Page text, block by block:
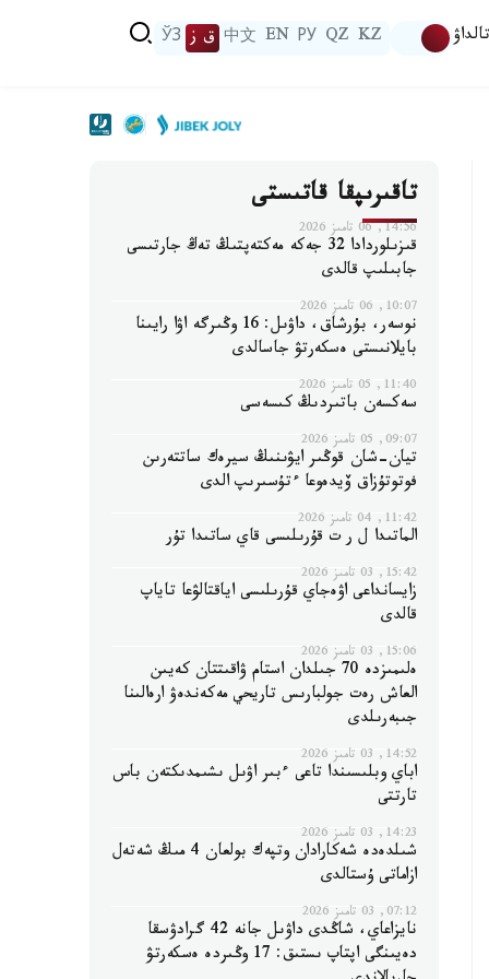
تالداۋ KZ
QZ
РУ
EN
中文 ق ز ЎЗ
تاقىرىپقا قاتىستى
14:56, 06 تامىز 2026
قىزىلوردادا 32 جەكە مەكتەپتىڭ تەڭ جارتىسى
جابىلىپ قالدى
10:07, 06 تامىز 2026
نوسەر، بۇرشاق، داۋىل: 16 وڭىرگە اۋا رايىنا
بايلانىستى ەسكەرتۋ جاسالدى
11:40, 05 تامىز 2026
سەكسەن باتىردىڭ كىسەسى
09:07, 05 تامىز 2026
تيان-شان قوڭىر ايۋىنىڭ سيرەك ساتتەرىن
فوتوتۇزاق ۆيدەوعا ءتۇسىرىپ الدى
11:42, 04 تامىز 2026
الماتىدا ل ر ت قۇرىلىسى قاي ساتىدا تۇر
15:42, 03 تامىز 2026
زايسانداعى اۋەجاي قۇرىلىسى اياقتالۋعا تاياپ
قالدى
15:06, 03 تامىز 2026
ەلىمىزدە 70 جىلدان استام ۋاقىتتان كەيىن
العاش رەت جولبارىس تاريحي مەكەندەۋ ارەالىنا
جىبەرىلدى
14:52, 03 تامىز 2026
اباي وبلىسىندا تاعى ءبىر اۋىل ىشىمدىكتەن باس
تارتتى
14:23, 03 تامىز 2026
شىلدەدە شەكارادان وتپەك بولعان 4 مىڭ شەتەل
ازاماتى ۇستالدى
07:12, 03 تامىز 2026
نايزاعاي، شاڭدى داۋىل جانە 42 گرادۋسقا
دەيىنگى اپتاپ ىستىق: 17 وڭىردە ەسكەرتۋ